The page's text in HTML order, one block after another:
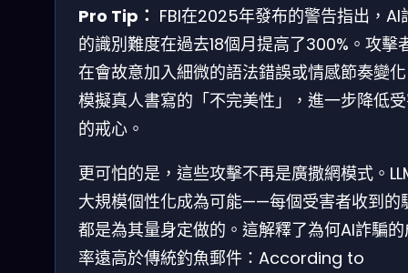
Pro Tip： FBI在2025年發布的警告指出，AI
的識別難度在過去18個月提高了300%。攻擊
在會故意加入細微的語法錯誤或情感節奏變
模擬真人書寫的「不完美性」，進一步降低
的戒心。
更可怕的是，這些攻擊不再是廣撒網模式。
大規模個性化成為可能——每個受害者收到的
都是為其量身定做的。這解釋了為何AI詐騙
率遠高於傳統釣魚郵件：According to